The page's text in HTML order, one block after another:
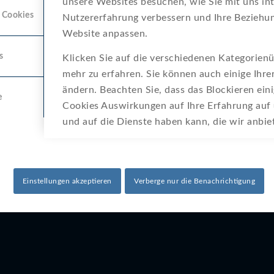
unsere Websites besuchen, wie Sie mit uns
Nutzererfahrung verbessern und Ihre
Website anpassen.
Klicken Sie auf die verschiedenen
mehr zu erfahren. Sie können auch einige
ändern. Beachten Sie, dass das Blockieren
Cookies Auswirkungen auf Ihre Erfahrung auf
und auf die Dienste haben kann, die wir
Einstellungen akzeptieren Verberge nur die Benachrichtigung
17. April 2025